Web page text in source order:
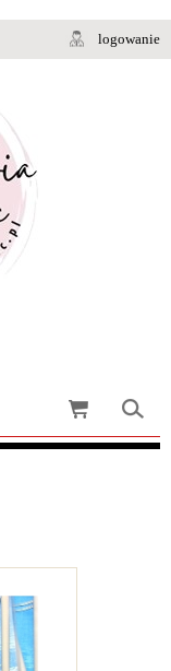
logowanie